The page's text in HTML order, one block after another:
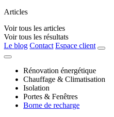
Articles
Voir tous les articles
Voir tous les résultats
Le blog Contact Espace client
Rénovation énergétique
Chauffage & Climatisation
Isolation
Portes & Fenêtres
Borne de recharge